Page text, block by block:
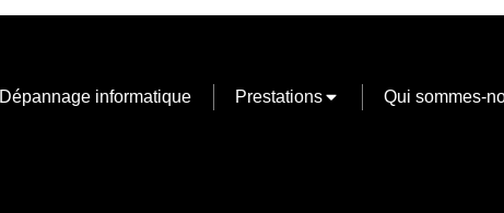
Dépannage informatique Prestations Qui sommes-